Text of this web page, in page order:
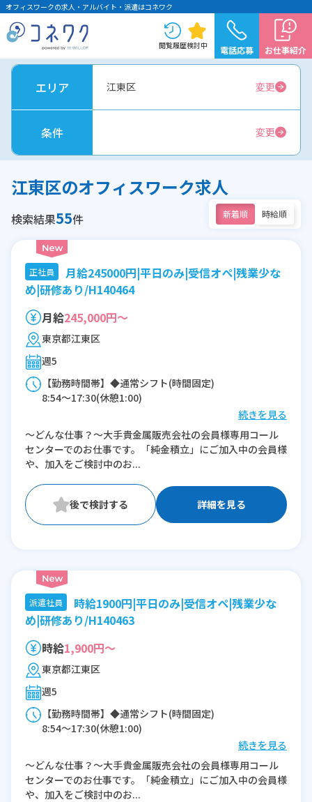
オフィスワークの求人・アルバイト・派遣はコネワク
閲覧履歴検討中 電話応募 お仕事紹介
エリア 江東区 変更
条件 変更
江東区のオフィスワーク求人
検索結果55件 新着順 時給順
正社員
月給245000円|平日のみ|受信オペ|残業少な
め|研修あり/H140464
月給245,000円～
東京都江東区
週5
【勤務時間帯】◆通常シフト(時間固定)
8:54〜17:30(休憩1:00)
※残業：0〜5時間程度/月
続きを見る
～どんな仕事？～大手貴金属販売会社の会員様専用コール
センターでのお仕事です。「純金積立」にご加入中の会員様
や、加入をご検討中のお...
詳細を見る
派遣社員
時給1900円|平日のみ|受信オペ|残業少な
め|研修あり/H140463
時給1,900円～
東京都江東区
週5
【勤務時間帯】◆通常シフト(時間固定)
8:54〜17:30(休憩1:00)
続きを見る
～どんな仕事？～大手貴金属販売会社の会員様専用コール
センターでのお仕事です。「純金積立」にご加入中の会員様
や、加入をご検討中のお...